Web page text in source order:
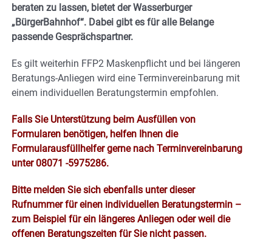
beraten zu lassen, bietet der Wasserburger
„BürgerBahnhof“. Dabei gibt es für alle Belange
passende Gesprächspartner.
Es gilt weiterhin FFP2 Maskenpflicht und bei längeren
Beratungs-Anliegen wird eine Terminvereinbarung mit
einem individuellen Beratungstermin empfohlen.
Falls Sie Unterstützung beim Ausfüllen von
Formularen benötigen, helfen Ihnen die
Formularausfüllhelfer gerne nach Terminvereinbarung
unter 08071 -5975286.
Bitte melden Sie sich ebenfalls unter dieser
Rufnummer für einen individuellen Beratungstermin –
zum Beispiel für ein längeres Anliegen oder weil die
offenen Beratungszeiten für Sie nicht passen.